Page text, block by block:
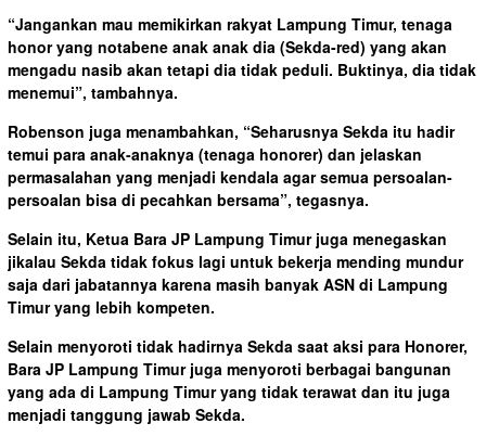
“Jangankan mau memikirkan rakyat Lampung Timur, tenaga
honor yang notabene anak anak dia (Sekda-red) yang akan
mengadu nasib akan tetapi dia tidak peduli. Buktinya, dia tidak
menemui”, tambahnya.
Robenson juga menambahkan, “Seharusnya Sekda itu hadir
temui para anak-anaknya (tenaga honorer) dan jelaskan
permasalahan yang menjadi kendala agar semua persoalan-
persoalan bisa di pecahkan bersama”, tegasnya.
Selain itu, Ketua Bara JP Lampung Timur juga menegaskan
jikalau Sekda tidak fokus lagi untuk bekerja mending mundur
saja dari jabatannya karena masih banyak ASN di Lampung
Timur yang lebih kompeten.
Selain menyoroti tidak hadirnya Sekda saat aksi para Honorer,
Bara JP Lampung Timur juga menyoroti berbagai bangunan
yang ada di Lampung Timur yang tidak terawat dan itu juga
menjadi tanggung jawab Sekda.